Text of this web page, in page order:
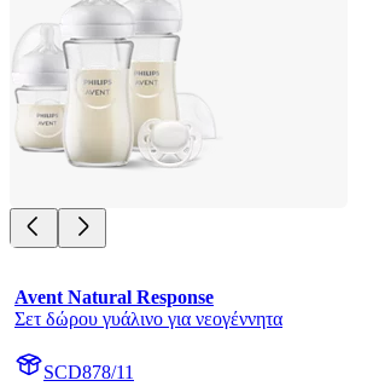
Avent Natural Response
Σετ δώρου γυάλινο για νεογέννητα
SCD878/11